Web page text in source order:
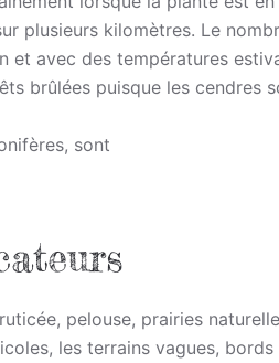
plusieurs kilomètres. Le
et avec des températures
brûlées puisque les cendres
sont
pelouse, prairies
les terrains vagues, bords